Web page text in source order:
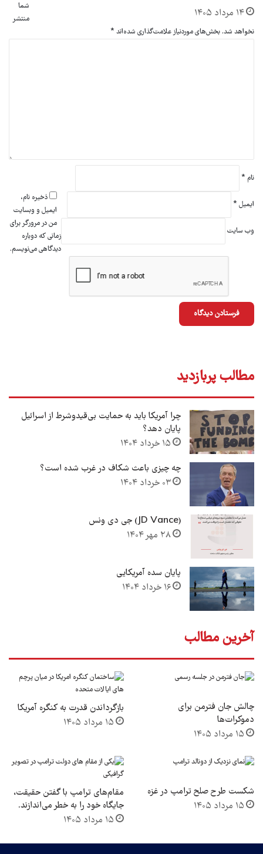
۱۴ مرداد ۱۴۰۵
شما
منتشر
نخواهد شد.بخش‌های موردنیاز علامت‌گذاری شده‌اند *
نام *
ایمیل *
وب‌ سایت
ذخیره نام،
ایمیل و وبسایت
من در مرورگر برای
زمانی که دوباره
دیدگاهی می‌نویسم.
مطالب پربازدید
چرا آمریکا باید به حمایت بی‌قیدوشرط از اسرائیل
پایان دهد؟
۱۵ خرداد ۱۴۰۴
چه چیزی باعث شکاف در غرب شده است؟
۰۳ خرداد ۱۴۰۴
(JD Vance) جی دی ونس
۲۸ مهر ۱۴۰۴
پایان سده آمریکایی
۱۶ خرداد ۱۴۰۴
آخرین مطالب
چالش جان فترمن برای
دموکرات‌ها
۱۵ مرداد ۱۴۰۵
بازگرداندن قدرت به کنگره آمریکا
۱۵ مرداد ۱۴۰۵
شکست طرح صلح ترامپ در غزه
۱۵ مرداد ۱۴۰۵
مقام‌های ترامپ با گفتن حقیقت،
جایگاه خود را به خطر می‌اندازند.
۱۵ مرداد ۱۴۰۵